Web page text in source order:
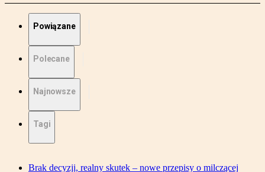
Powiązane
Polecane
Najnowsze
Tagi
Brak decyzji, realny skutek – nowe przepisy o milczącej